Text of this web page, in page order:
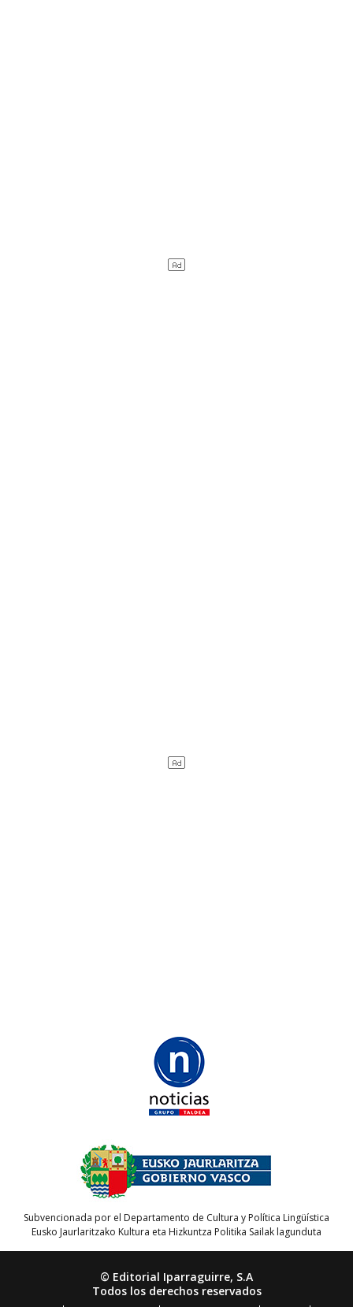
Subvencionada por el Departamento de Cultura y Política Lingüística
Eusko Jaurlaritzako Kultura eta Hizkuntza Politika Sailak lagunduta
© Editorial Iparraguirre, S.A
Todos los derechos reservados